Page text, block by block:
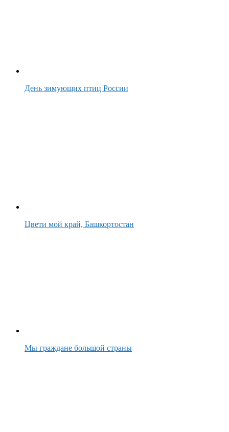
День зимующих птиц России
Цвети мой край, Башкортостан
Мы граждане большой страны